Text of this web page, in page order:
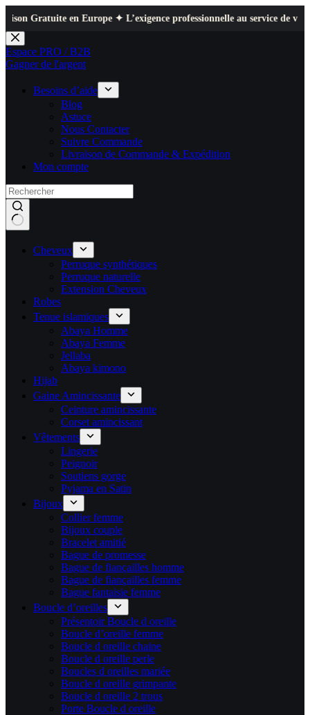
Europe ✦ L’exigence professionnelle au service de votre quotidien ✦
Passer
au
contenu
Espace PRO / B2B
Gagner de l'argent
Besoins d’aide
Blog
Astuce
Nous Contacter
Suivre Commande
Livraison de Commande & Expédition
Mon compte
Cheveux
Perruque synthétiques
Perruque naturelle
Extension Cheveux
Robes
Tenue islamiques
Abaya Homme
Abaya Femme
Jellaba
Abaya kimono
Hijab
Gaine Amincissante
Ceinture amincissante
Corset amincissant
Vêtements
Lingerie
Peignoir
Soutiens gorge
Pyjama en Satin
Bijoux
Collier femme
Bijoux couple
Bracelet amitié
Bague de promesse
Bague de fiançailles homme
Bague de fiançailles femme
Bague fantaisie femme
Boucle d’oreilles
Présentoir Boucle d oreille
Boucle d’oreille femme
Boucle d oreille chaine
Boucle d oreille perle
Boucles d oreilles mariée
Boucle d oreille grimpante
Boucle d oreille 2 trous
Porte Boucle d oreille